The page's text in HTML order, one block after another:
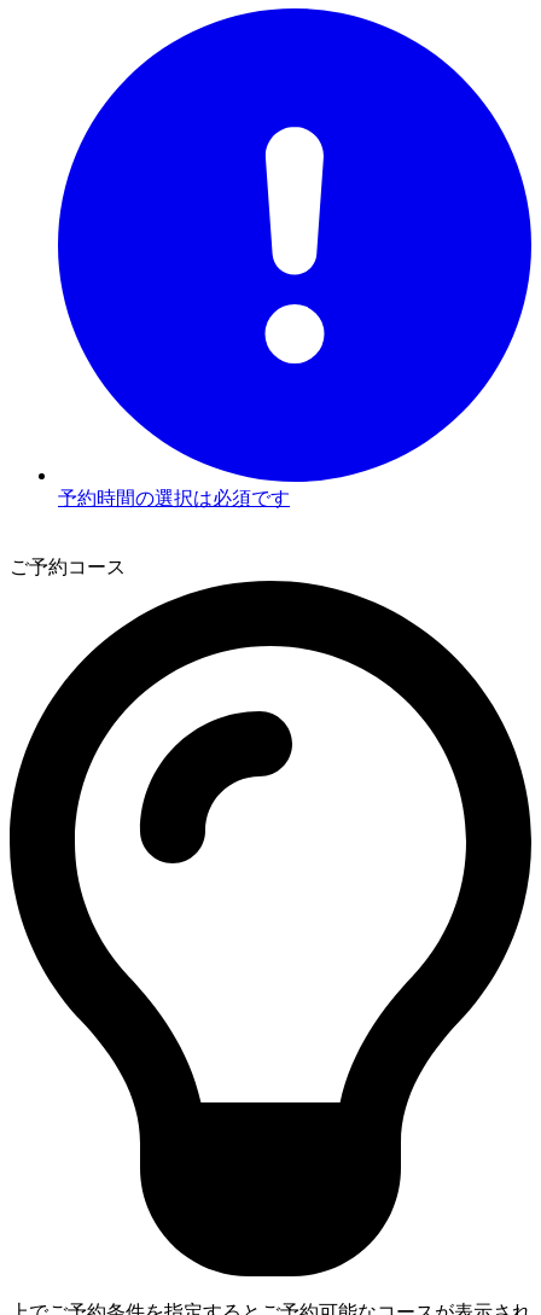
予約時間の選択は必須です
ご予約コース